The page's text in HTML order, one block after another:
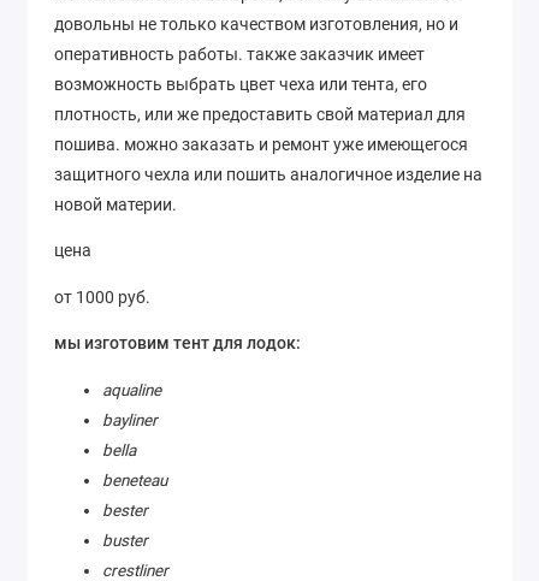
довольны не только качеством изготовления, но и
оперативность работы. также заказчик имеет
возможность выбрать цвет чеха или тента, его
плотность, или же предоставить свой материал для
пошива. можно заказать и ремонт уже имеющегося
защитного чехла или пошить аналогичное изделие на
новой материи.
цена
от 1000 руб.
мы изготовим тент для лодок:
aqualine
bayliner
bella
beneteau
bester
buster
crestliner